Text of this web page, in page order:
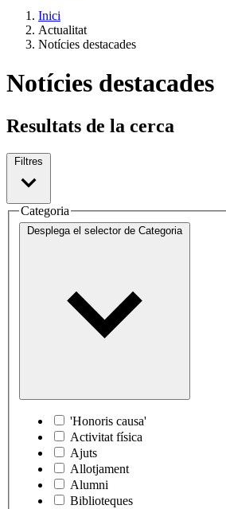
Inici
Actualitat
Notícies destacades
Notícies destacades
Resultats de la cerca
Filtres
Categoria
Desplega el selector de Categoria
'Honoris causa'
Activitat física
Ajuts
Allotjament
Alumni
Biblioteques